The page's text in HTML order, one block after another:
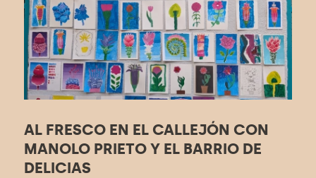
AL FRESCO EN EL CALLEJÓN CON
MANOLO PRIETO Y EL BARRIO DE
DELICIAS